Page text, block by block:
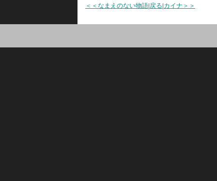
＜＜なまえのない物語|戻る|カイナ＞＞